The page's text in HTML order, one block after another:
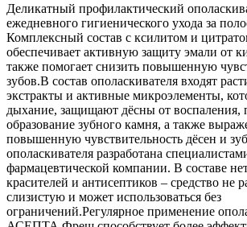
Деликатный профилактический
ежедневного гигиенического ухода за
Комплексный состав с ксилитом и
обеспечивает активную защиту эмали от
также помогает снизить повышенную
зубов.В состав ополаскивателя входят
экстракты и активные микроэлементы,
дыхание, защищают дёсны от воспаления,
образование зубного камня, а также
повышенную чувствительность дёсен и
ополаскивателя разработана
фармацевтической компании. В составе
красителей и антисептиков – средство не
слизистую и может использоваться без
ограничений.Регулярное применение